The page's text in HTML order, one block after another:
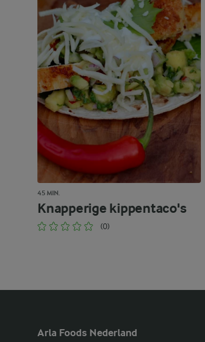
45 MIN.
Knapperige kippentaco's
(0)
Arla Foods Nederland